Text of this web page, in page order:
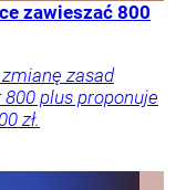
zawieszać 800
zasad
plus proponuje
zł.